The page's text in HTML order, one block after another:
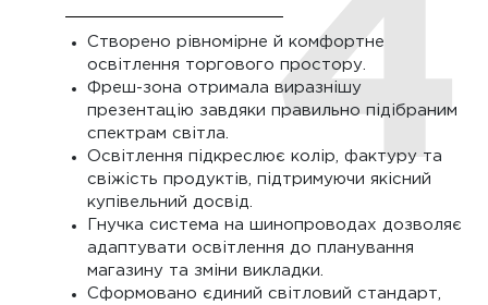
Створено рівномірне й комфортне
освітлення торгового простору.
Фреш-зона отримала виразнішу
презентацію завдяки правильно підібраним
спектрам світла.
Освітлення підкреслює колір, фактуру та
свіжість продуктів, підтримуючи якісний
купівельний досвід.
Гнучка система на шинопроводах дозволяє
адаптувати освітлення до планування
магазину та зміни викладки.
Сформовано єдиний світловий стандарт,